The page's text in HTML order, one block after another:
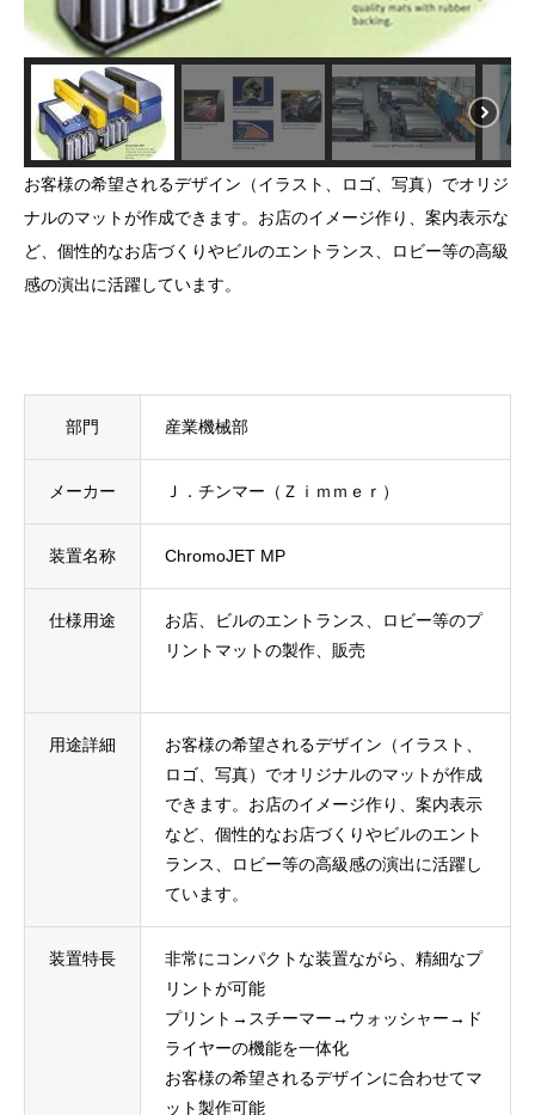
お客様の希望されるデザイン（イラスト、ロゴ、写真）でオリジ
ナルのマットが作成できます。お店のイメージ作り、案内表示な
ど、個性的なお店づくりやビルのエントランス、ロビー等の高級
感の演出に活躍しています。
部門 産業機械部
メーカー Ｊ．チンマー（Ｚｉｍｍｅｒ）
装置名称 ChromoJET MP
仕様用途
お店、ビルのエントランス、ロビー等のプ
リントマットの製作、販売
用途詳細
お客様の希望されるデザイン（イラスト、
ロゴ、写真）でオリジナルのマットが作成
できます。お店のイメージ作り、案内表示
など、個性的なお店づくりやビルのエント
ランス、ロビー等の高級感の演出に活躍し
ています。
装置特長
非常にコンパクトな装置ながら、精細なプ
リントが可能
プリント→スチーマー→ウォッシャー→ド
ライヤーの機能を一体化
お客様の希望されるデザインに合わせてマ
ット製作可能